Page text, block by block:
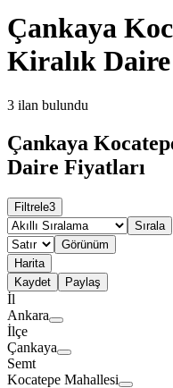
Çankaya
Kiralık Daire
3 ilan bulundu
Çankaya
Daire Fiyatları
Filtrele3
Sırala
Görünüm
Harita
Kaydet
Paylaş
İl
Ankara
İlçe
Çankaya
Semt
Kocatepe Mahallesi